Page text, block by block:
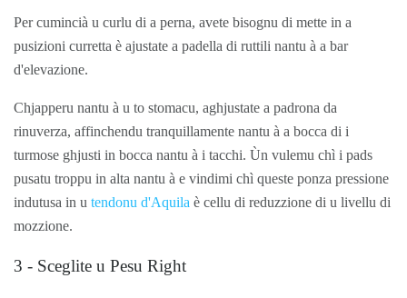
Per cumincià u curlu di a perna, avete bisognu di mette in a
pusizioni curretta è ajustate a padella di ruttili nantu à a bar
d'elevazione.
Chjapperu nantu à u to stomacu, aghjustate a padrona da
rinuverza, affinchendu tranquillamente nantu à a bocca di i
turmose ghjusti in bocca nantu à i tacchi. Ùn vulemu chì i pads
pusatu troppu in alta nantu à e vindimi chì queste ponza pressione
indutusa in u tendonu d'Aquila è cellu di reduzzione di u livellu di
mozzione.
3 - Sceglite u Pesu Right